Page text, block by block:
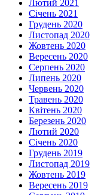
Лютий 2021
Січень 2021
Грудень 2020
Листопад 2020
Жовтень 2020
Вересень 2020
Серпень 2020
Липень 2020
Червень 2020
Травень 2020
Квітень 2020
Березень 2020
Лютий 2020
Січень 2020
Грудень 2019
Листопад 2019
Жовтень 2019
Вересень 2019